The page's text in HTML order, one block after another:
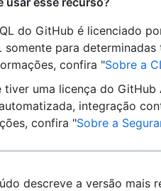
do GitHub é licenciado
somente para
confira "Sobre a
tiver uma licença do
integração
confira "Sobre a
descreve a versão mais